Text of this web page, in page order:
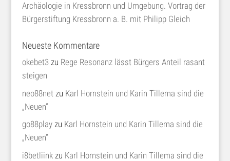
Archäologie in Kressbronn und Umgebung. Vortrag der
Bürgerstiftung Kressbronn a. B. mit Philipp Gleich
Neueste Kommentare
okebet3zu Rege Resonanz lässt Bürgers Anteil rasant
steigen
neo88net zu Karl Hornstein und Karin Tillema sind die
„Neuen“
go88playzu Karl Hornstein und Karin Tillema sind die
„Neuen“
i8betliinkzu Karl Hornstein und Karin Tillema sind die